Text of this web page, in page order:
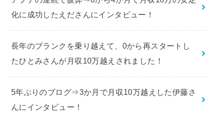
化に成功したえださんにインタビュー！
長年のブランクを乗り越えて、0から再スタートし
たひとみさんが月収10万越えされました！
5年ぶりのブログ⇒3か月で月収10万越えした伊藤さ
んにインタビュー！